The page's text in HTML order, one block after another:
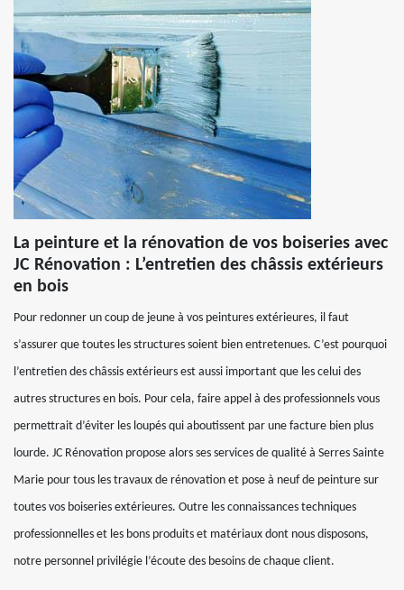
La peinture et la rénovation de vos boiseries avec
JC Rénovation : L’entretien des châssis extérieurs
en bois
Pour redonner un coup de jeune à vos peintures extérieures, il faut
s’assurer que toutes les structures soient bien entretenues. C’est pourquoi
l’entretien des châssis extérieurs est aussi important que les celui des
autres structures en bois. Pour cela, faire appel à des professionnels vous
permettrait d’éviter les loupés qui aboutissent par une facture bien plus
lourde. JC Rénovation propose alors ses services de qualité à Serres Sainte
Marie pour tous les travaux de rénovation et pose à neuf de peinture sur
toutes vos boiseries extérieures. Outre les connaissances techniques
professionnelles et les bons produits et matériaux dont nous disposons,
notre personnel privilégie l’écoute des besoins de chaque client.